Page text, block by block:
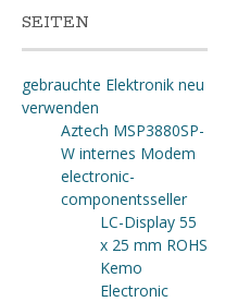
SEITEN
gebrauchte Elektronik neu
verwenden
Aztech MSP3880SP-
W internes Modem
electronic-
componentsseller
LC-Display 55
x 25 mm ROHS
Kemo
Electronic